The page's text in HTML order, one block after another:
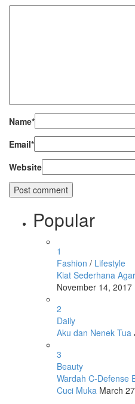
Name*
Email*
Website
Popular
1
Fashion / Lifestyle
Kiat Sederhana
November 14, 2017
2
Daily
Aku dan Nenek Tua
3
Beauty
Wardah C-Defense
Cuci Muka March